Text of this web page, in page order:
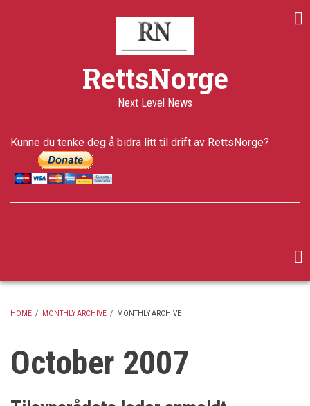
RettsNorge
Next Level News
Kunne du tenke deg å bidra litt til drift av RettsNorge?
HOME / MONTHLY ARCHIVE / MONTHLY ARCHIVE
October 2007